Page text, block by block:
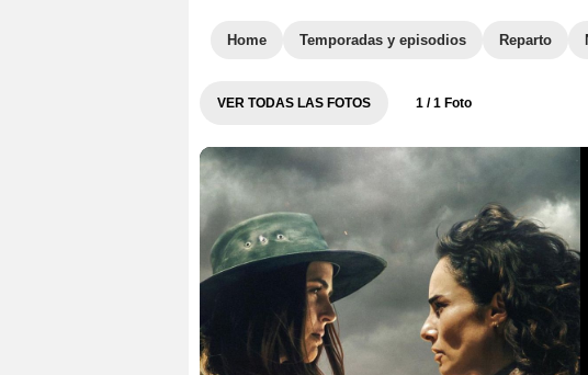
Home Temporadas y episodios Reparto
VER TODAS LAS FOTOS 1 / 1 Foto